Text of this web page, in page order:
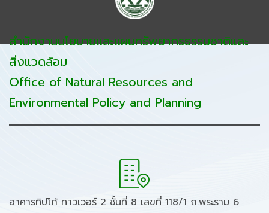
สำนักงานนโยบายและแผนทรัพยากรธรรมชาติและ
สิ่งแวดล้อม
Office of Natural Resources and
Environmental Policy and Planning
อาคารทิปโก้ ทาวเวอร์ 2 ชั้นที่ 8 เลขที่ 118/1 ถ.พระราม 6